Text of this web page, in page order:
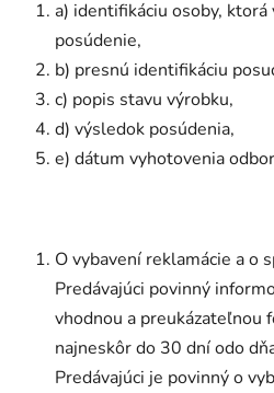
a) identifikáciu osoby, ktorá
posúdenie,
b) presnú identifikáciu
c) popis stavu výrobku,
d) výsledok posúdenia,
e) dátum vyhotovenia
O vybavení reklamácie a o
Predávajúci povinný
vhodnou a preukázateľnou
najneskôr do 30 dní odo
Predávajúci je povinný o